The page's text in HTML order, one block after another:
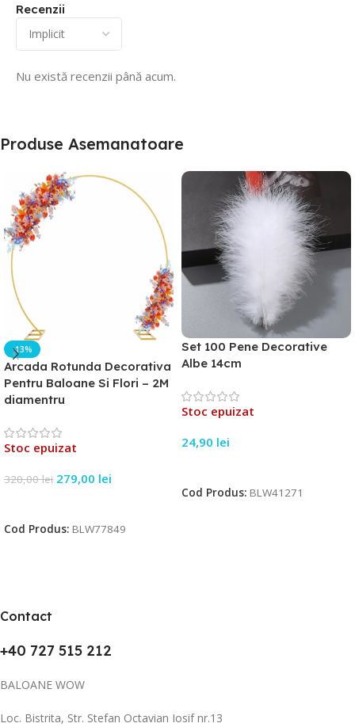
Recenzii
Nu există recenzii până acum.
Produse Asemanatoare
-13%
Arcada Rotunda Decorativa
Pentru Baloane Si Flori – 2M
diamentru
Stoc epuizat
320,00lei 279,00 lei
Cod Produs: BLW77849
Set 100 Pene Decorative
Albe 14cm
Stoc epuizat
24,90 lei
Cod Produs: BLW41271
Contact
+40 727 515 212
BALOANE WOW
Loc. Bistrita, Str. Stefan Octavian Iosif nr.13